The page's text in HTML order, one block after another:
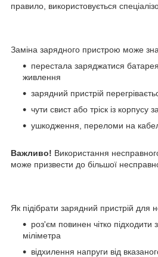
правило, використовується
Заміна зарядного пристрою може
перестала заряджатися
живлення
зарядний пристрій
чути свист або тріск із корпусу
ушкодження, переломи на
Важливо! Використання
може призвести до більшої
Як підібрати зарядний пристрій для
роз'єм повинен чітко підходити
міліметра
відхилення напруги від